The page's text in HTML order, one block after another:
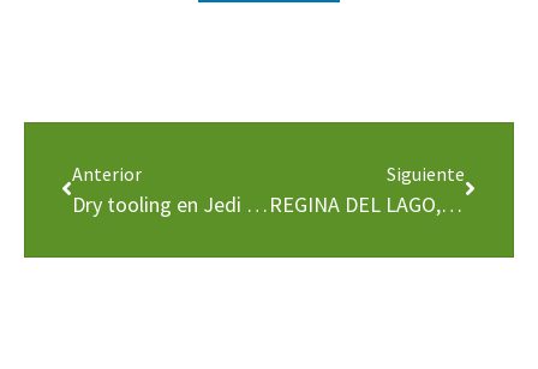
Anterior
Dry tooling en Jedi Master: una vía fanática en Cogne
Siguiente
REGINA DEL LAGO, VAL D’AONE